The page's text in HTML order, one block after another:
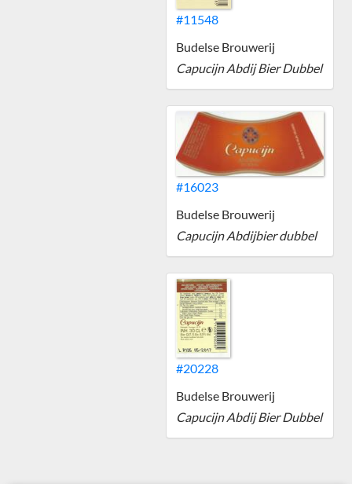
#11548
Budelse Brouwerij
Capucijn Abdij Bier Dubbel
#16023
Budelse Brouwerij
Capucijn Abdijbier dubbel
#20228
Budelse Brouwerij
Capucijn Abdij Bier Dubbel